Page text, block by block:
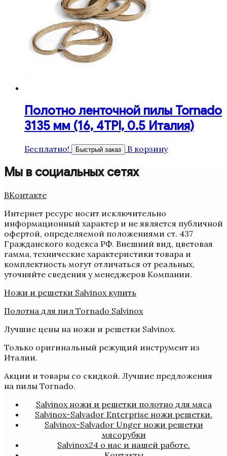
Полотно ленточной пилы Tornado
3135 мм (16, 4TPI, 0.5 Италия)
Бесплатно! Быстрый заказ В корзину
Мы в социальных сетях
ВКонтакте
Интернет ресурс носит исключительно
информационный характер и не является публичной
офертой, определяемой положениями ст. 437
Гражданского кодекса РФ. Внешний вид, цветовая
гамма, технические характеристики товара и
комплектность могут отличаться от реальных,
уточняйте сведения у менеджеров Компании.
Ножи и решетки Salvinox купить
Полотна для пил Tornado Salvinox
Лучшие цены на ножи и решетки Salvinox.
Только оригинальный режущий инструмент из
Италии.
Акции и товары со скидкой. Лучшие предложения
на пилы Tornado.
Salvinox ножи и решетки полотно для мяса
Salvinox-Salvador Enterprise ножи решетки.
Salvinox-Salvador Unger ножи решетки
мясорубки
Salvinox24 о нас и нашей работе.